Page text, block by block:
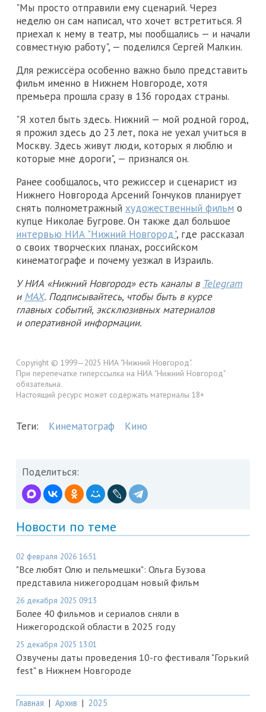
"Мы просто отправили ему сценарий. Через
неделю он сам написал, что хочет встретиться. Я
приехал к нему в театр, мы пообщались — и начали
совместную работу", — поделился Сергей Малкин.
Для режиссёра особенно важно было представить
фильм именно в Нижнем Новгороде, хотя
премьера прошла сразу в 136 городах страны.
"Я хотел быть здесь. Нижний — мой родной город,
я прожил здесь до 23 лет, пока не уехал учиться в
Москву. Здесь живут люди, которых я люблю и
которые мне дороги", — признался он.
Ранее сообщалось, что режиссер и сценарист из
Нижнего Новгорода Арсений Гончуков планирует
снять полнометражный художественный фильм о
купце Николае Бугрове. Он также дал большое
интервью НИА "Нижний Новгород", где рассказал
о своих творческих планах, российском
кинематографе и почему уезжал в Израиль.
У НИА «Нижний Новгород» есть каналы в Telegram
и MAX. Подписывайтесь, чтобы быть в курсе
главных событий, эксклюзивных материалов
и оперативной информации.
Copyright © 1999—2025 НИА "Нижний Новгород".
При перепечатке гиперссылка на НИА "Нижний Новгород"
обязательна.
Настоящий ресурс может содержать материалы 18+
Теги: Кинематограф Кино
Поделиться:
Новости по теме
02 февраля 2026 16:51
"Все любят Олю и пельмешки": Ольга Бузова
представила нижегородцам новый фильм
26 декабря 2025 09:13
Более 40 фильмов и сериалов сняли в
Нижегородской области в 2025 году
25 декабря 2025 13:01
Озвучены даты проведения 10-го фестиваля "Горький
fest" в Нижнем Новгороде
Главная | Архив | 2025